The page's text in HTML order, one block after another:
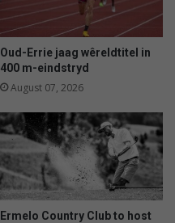
Oud-Errie jaag wêreldtitel in
400 m-eindstryd
August 07, 2026
Ermelo Country Club to host